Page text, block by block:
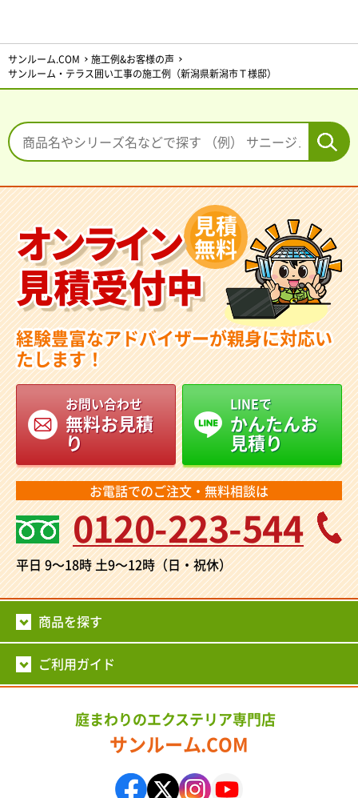
サンルーム.COM
施工例&お客様の声
サンルーム・テラス囲い工事の施工例（新潟県新潟市Ｔ様邸）
オンライン
見積受付中
見積
無料
経験豊富なアドバイザーが親身に対応い
たします！
お問い合わせ
無料お見積
り
LINEで
かんたんお
見積り
お電話でのご注文・無料相談は
0120-223-544
平日 9～18時土9～12時（日・祝休）
商品を探す
ご利用ガイド
庭まわりのエクステリア専門店
サンルーム.COM